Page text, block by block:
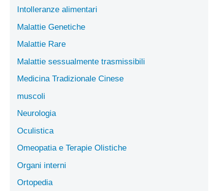
Intolleranze alimentari
Malattie Genetiche
Malattie Rare
Malattie sessualmente trasmissibili
Medicina Tradizionale Cinese
muscoli
Neurologia
Oculistica
Omeopatia e Terapie Olistiche
Organi interni
Ortopedia